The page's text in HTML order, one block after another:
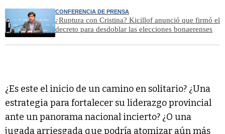
CONFERENCIA DE PRENSA
¿Ruptura con Cristina? Kicillof anunció que firmó el
decreto para desdoblar las elecciones bonaerenses
¿Es este el inicio de un camino en solitario? ¿Una
estrategia para fortalecer su liderazgo provincial
ante un panorama nacional incierto? ¿O una
jugada arriesgada que podría atomizar aún más